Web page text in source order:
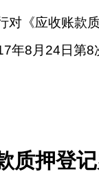
对《应收账款
年8月24日第
质押登